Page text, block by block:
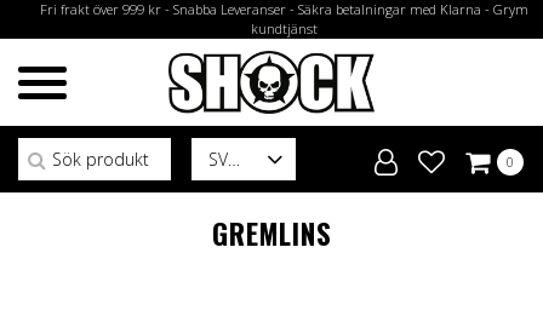
Fri frakt över 999 kr - Snabba Leveranser - Säkra betalningar med Klarna - Grym
kundtjänst
SV
Sök efter:
0
GREMLINS